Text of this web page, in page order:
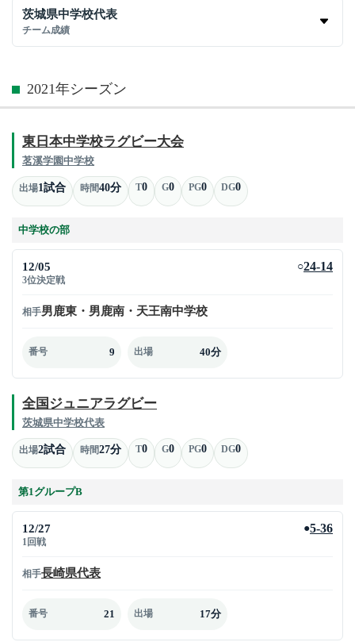
茨城県中学校代表
チーム成績
2021年シーズン
東日本中学校ラグビー大会
茗溪学園中学校
出場1試合 時間40分 T0 G0 PG0 DG0
中学校の部
12/05
3位決定戦
○24-14
相手男鹿東・男鹿南・天王南中学校
番号 9 出場 40分
全国ジュニアラグビー
茨城県中学校代表
出場2試合 時間27分 T0 G0 PG0 DG0
第1グループB
12/27
1回戦
●5-36
相手長崎県代表
番号 21 出場 17分